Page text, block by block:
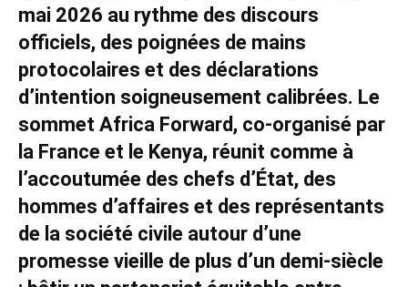
mai 2026 au rythme des discours
officiels, des poignées de mains
protocolaires et des déclarations
d’intention soigneusement calibrées. Le
sommet Africa Forward, co-organisé par
la France et le Kenya, réunit comme à
l’accoutumée des chefs d’État, des
hommes d’affaires et des représentants
de la société civile autour d’une
promesse vieille de plus d’un demi-siècle